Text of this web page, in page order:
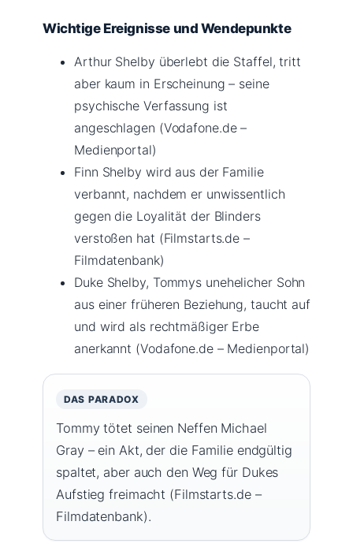
Wichtige Ereignisse und Wendepunkte
Arthur Shelby überlebt die Staffel, tritt
aber kaum in Erscheinung – seine
psychische Verfassung ist
angeschlagen (Vodafone.de –
Medienportal)
Finn Shelby wird aus der Familie
verbannt, nachdem er unwissentlich
gegen die Loyalität der Blinders
verstoßen hat (Filmstarts.de –
Filmdatenbank)
Duke Shelby, Tommys unehelicher Sohn
aus einer früheren Beziehung, taucht auf
und wird als rechtmäßiger Erbe
anerkannt (Vodafone.de – Medienportal)
DAS PARADOX
Tommy tötet seinen Neffen Michael
Gray – ein Akt, der die Familie endgültig
spaltet, aber auch den Weg für Dukes
Aufstieg freimacht (Filmstarts.de –
Filmdatenbank).